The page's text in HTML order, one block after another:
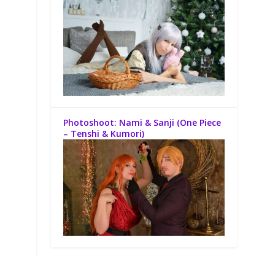
Photoshoot: Nami & Sanji (One Piece
– Tenshi & Kumori)